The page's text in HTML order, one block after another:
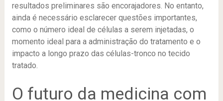
resultados preliminares são encorajadores. No entanto,
ainda é necessário esclarecer questões importantes,
como o número ideal de células a serem injetadas, o
momento ideal para a administração do tratamento e o
impacto a longo prazo das células-tronco no tecido
tratado.
O futuro da medicina com